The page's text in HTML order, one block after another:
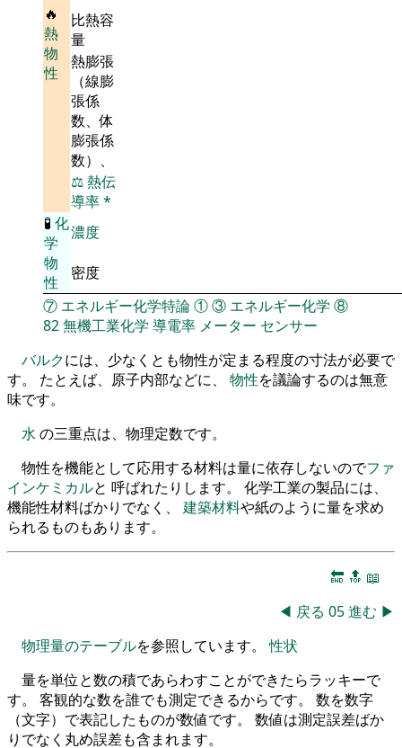
🔥
熱
物
性
比熱容
量
熱膨張
（線膨
張係
数、体
膨張係
数）、
⚖️熱伝
導率*
🧪 化
学
物
性
濃度
密度
⑦ エネルギー化学特論①③ エネルギー化学 ⑧
82無機工業化学 導電率 メーター センサー
バルクには、少なくとも物性が定まる程度の寸法が必要で
す。 たとえば、原子内部などに、 物性を議論するのは無意
味です。
水 の三重点は、物理定数です。
物性を機能として応用する材料は量に依存しないのでファ
インケミカルと 呼ばれたりします。 化学工業の製品には、
機能性材料ばかりでなく、 建築材料や紙のように量を求め
られるものもあります。
🔚 🔝 📖
◀ 戻る 05進む ▶
物理量のテーブルを参照しています。性状
量を単位と数の積であらわすことができたらラッキーで
す。 客観的な数を誰でも測定できるからです。 数を数字
（文字）で表記したものが数値です。 数値は測定誤差ばか
りでなく丸め誤差も含まれます。